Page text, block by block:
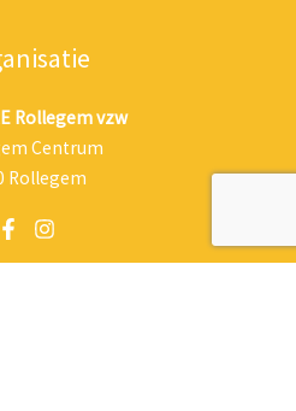
Rollegem vzw
Centrum
Rollegem